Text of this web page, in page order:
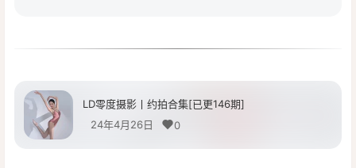
LD零度摄影丨约拍合集[已更146期]
24年4月26日
0